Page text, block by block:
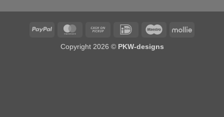
PayPal MasterCardCash
Pickup
IDeal Maestro Mollie
Copyright 2026 © PKW-designs